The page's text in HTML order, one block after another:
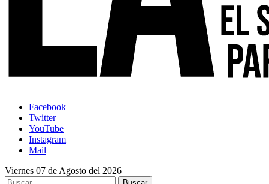
Facebook
Twitter
YouTube
Instagram
Mail
Viernes 07 de Agosto del 2026